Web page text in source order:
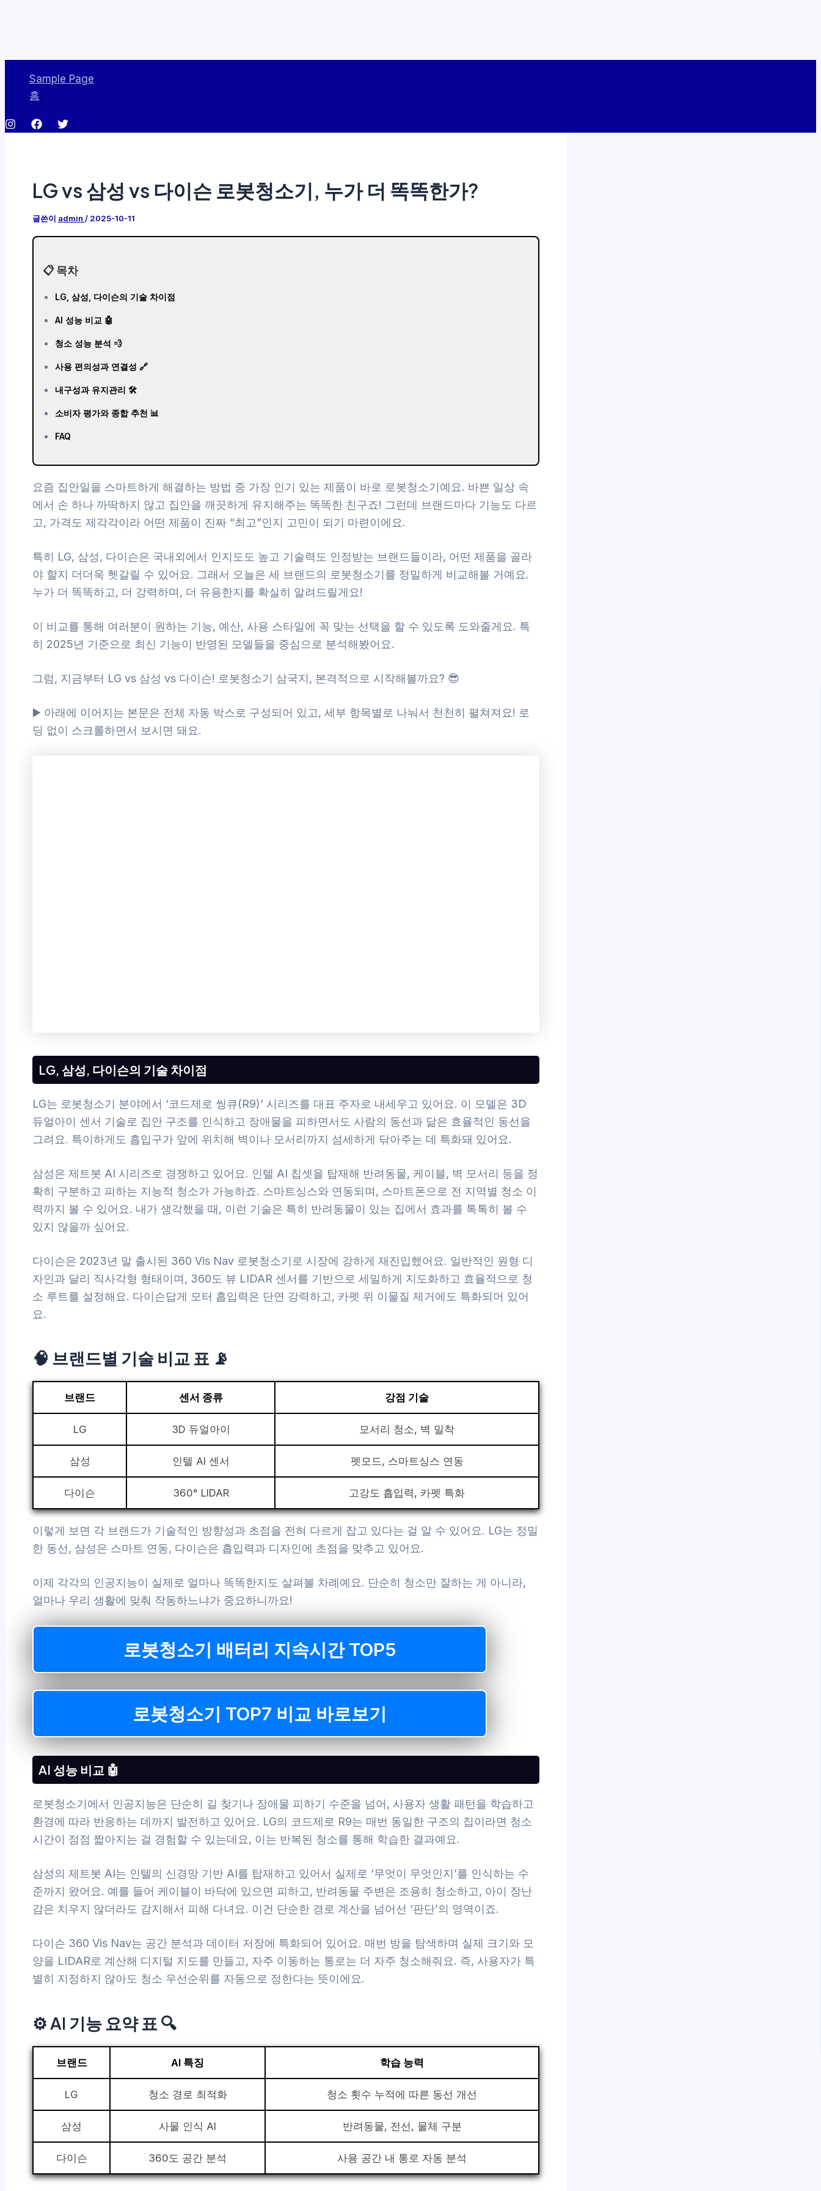
로
Sample Page
홈
LG vs 삼성 vs 다이슨 로봇청소기, 누가 더 똑똑한가?
글쓴이 admin / 2025-10-11
📋 목차
LG, 삼성, 다이슨의 기술 차이점
AI 성능 비교 🤖
청소 성능 분석 💨
사용 편의성과 연결성 🔗
내구성과 유지관리 🛠️
소비자 평가와 종합 추천 📊
FAQ
요즘 집안일을 스마트하게 해결하는 방법 중 가장 인기 있는 제품이 바로 로봇청소기예요. 바쁜 일상 속
에서 손 하나 까딱하지 않고 집안을 깨끗하게 유지해주는 똑똑한 친구죠! 그런데 브랜드마다 기능도 다르
고, 가격도 제각각이라 어떤 제품이 진짜 “최고”인지 고민이 되기 마련이에요.
특히 LG, 삼성, 다이슨은 국내외에서 인지도도 높고 기술력도 인정받는 브랜드들이라, 어떤 제품을 골라
야 할지 더더욱 헷갈릴 수 있어요. 그래서 오늘은 세 브랜드의 로봇청소기를 정밀하게 비교해볼 거예요.
누가 더 똑똑하고, 더 강력하며, 더 유용한지를 확실히 알려드릴게요!
이 비교를 통해 여러분이 원하는 기능, 예산, 사용 스타일에 꼭 맞는 선택을 할 수 있도록 도와줄게요. 특
히 2025년 기준으로 최신 기능이 반영된 모델들을 중심으로 분석해봤어요.
그럼, 지금부터 LG vs 삼성 vs 다이슨! 로봇청소기 삼국지, 본격적으로 시작해볼까요? 😎
▶️ 아래에 이어지는 본문은 전체 자동 박스로 구성되어 있고, 세부 항목별로 나눠서 천천히 펼쳐져요! 로
딩 없이 스크롤하면서 보시면 돼요.
LG, 삼성, 다이슨의 기술 차이점
LG는 로봇청소기 분야에서 ‘코드제로 씽큐(R9)’ 시리즈를 대표 주자로 내세우고 있어요. 이 모델은 3D
듀얼아이 센서 기술로 집안 구조를 인식하고 장애물을 피하면서도 사람의 동선과 닮은 효율적인 동선을
그려요. 특이하게도 흡입구가 앞에 위치해 벽이나 모서리까지 섬세하게 닦아주는 데 특화돼 있어요.
삼성은 제트봇 AI 시리즈로 경쟁하고 있어요. 인텔 AI 칩셋을 탑재해 반려동물, 케이블, 벽 모서리 등을 정
확히 구분하고 피하는 지능적 청소가 가능하죠. 스마트싱스와 연동되며, 스마트폰으로 전 지역별 청소 이
력까지 볼 수 있어요. 내가 생각했을 때, 이런 기술은 특히 반려동물이 있는 집에서 효과를 톡톡히 볼 수
있지 않을까 싶어요.
다이슨은 2023년 말 출시된 360 Vis Nav 로봇청소기로 시장에 강하게 재진입했어요. 일반적인 원형 디
자인과 달리 직사각형 형태이며, 360도 뷰 LIDAR 센서를 기반으로 세밀하게 지도화하고 효율적으로 청
소 루트를 설정해요. 다이슨답게 모터 흡입력은 단연 강력하고, 카펫 위 이물질 제거에도 특화되어 있어
요.
🧠 브랜드별 기술 비교 표 📡
브랜드 센서 종류 강점 기술
LG 3D 듀얼아이 모서리 청소, 벽 밀착
삼성 인텔 AI 센서 펫모드, 스마트싱스 연동
다이슨 360° LIDAR 고강도 흡입력, 카펫 특화
이렇게 보면 각 브랜드가 기술적인 방향성과 초점을 전혀 다르게 잡고 있다는 걸 알 수 있어요. LG는 정밀
한 동선, 삼성은 스마트 연동, 다이슨은 흡입력과 디자인에 초점을 맞추고 있어요.
이제 각각의 인공지능이 실제로 얼마나 똑똑한지도 살펴볼 차례예요. 단순히 청소만 잘하는 게 아니라,
얼마나 우리 생활에 맞춰 작동하느냐가 중요하니까요!
로봇청소기 배터리 지속시간 TOP5
로봇청소기 TOP7 비교 바로보기
AI 성능 비교 🤖
로봇청소기에서 인공지능은 단순히 길 찾기나 장애물 피하기 수준을 넘어, 사용자 생활 패턴을 학습하고
환경에 따라 반응하는 데까지 발전하고 있어요. LG의 코드제로 R9는 매번 동일한 구조의 집이라면 청소
시간이 점점 짧아지는 걸 경험할 수 있는데요, 이는 반복된 청소를 통해 학습한 결과예요.
삼성의 제트봇 AI는 인텔의 신경망 기반 AI를 탑재하고 있어서 실제로 ‘무엇이 무엇인지’를 인식하는 수
준까지 왔어요. 예를 들어 케이블이 바닥에 있으면 피하고, 반려동물 주변은 조용히 청소하고, 아이 장난
감은 치우지 않더라도 감지해서 피해 다녀요. 이건 단순한 경로 계산을 넘어선 ‘판단’의 영역이죠.
다이슨 360 Vis Nav는 공간 분석과 데이터 저장에 특화되어 있어요. 매번 방을 탐색하며 실제 크기와 모
양을 LIDAR로 계산해 디지털 지도를 만들고, 자주 이동하는 통로는 더 자주 청소해줘요. 즉, 사용자가 특
별히 지정하지 않아도 청소 우선순위를 자동으로 정한다는 뜻이에요.
⚙️ AI 기능 요약 표 🔍
브랜드 AI 특징 학습 능력
LG 청소 경로 최적화 청소 횟수 누적에 따른 동선 개선
삼성 사물 인식 AI 반려동물, 전선, 물체 구분
다이슨 360도 공간 분석 사용 공간 내 통로 자동 분석